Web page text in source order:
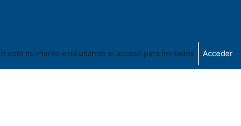
este momento está usando el acceso para invitados Acceder